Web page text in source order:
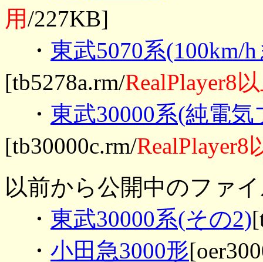
用/227KB]
・ 東武5070系(100km/
[tb5278a.rm/RealPlayer8
・ 東武30000系(純電
[tb30000c.rm/RealPlayer8
以前から公開中のファ
・ 東武30000系(その2)
・ 小田急3000形